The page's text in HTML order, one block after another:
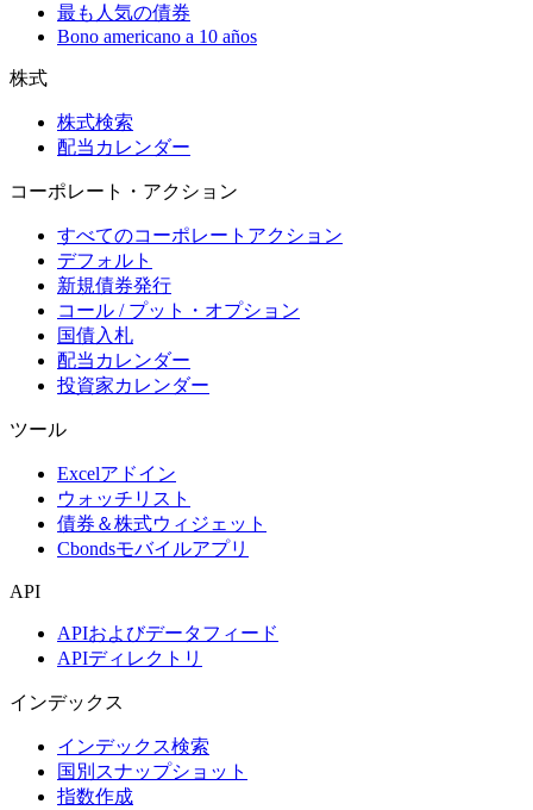
最も人気の債券
Bono americano a 10 años
株式
株式検索
配当カレンダー
コーポレート・アクション
すべてのコーポレートアクション
デフォルト
新規債券発行
コール / プット・オプション
国債入札
配当カレンダー
投資家カレンダー
ツール
Excelアドイン
ウォッチリスト
債券＆株式ウィジェット
Cbondsモバイルアプリ
API
APIおよびデータフィード
APIディレクトリ
インデックス
インデックス検索
国別スナップショット
指数作成